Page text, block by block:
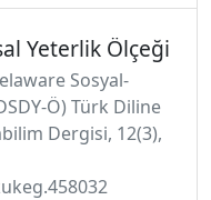
Yeterlik Ölçeği
Sosyal-
Ö) Türk Diline
Dergisi, 12(3),